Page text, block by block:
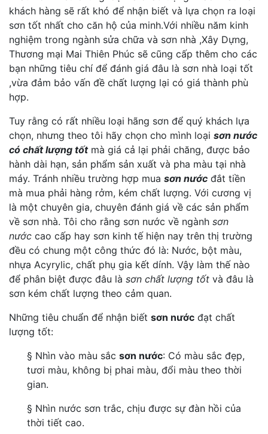
khách hàng sẽ rất khó để nhận biết và lựa chọn ra loại
sơn tốt nhất cho căn hộ của minh.Với nhiều năm kinh
nghiệm trong ngành sửa chữa và sơn nhà ,Xây Dựng,
Thương mại Mai Thiên Phúc sẽ cũng cấp thêm cho các
bạn những tiêu chí để đánh giá đâu là sơn nhà loại tốt
,vừa đảm bảo vấn đề chất lượng lại có giá thành phù
hợp.
Tuy rằng có rất nhiều loại hãng sơn để quý khách lựa
chọn, nhưng theo tôi hãy chọn cho mình loại sơn nước
có chất lượng tốtmà giá cả lại phải chăng, được bảo
hành dài hạn, sản phẩm sản xuất và pha màu tại nhà
máy. Tránh nhiều trường hợp mua sơn nước đắt tiền
mà mua phải hàng rởm, kém chất lượng. Với cương vị
là một chuyên gia, chuyên đánh giá về các sản phẩm
về sơn nhà. Tôi cho rằng sơn nước về ngành sơn
nước cao cấp hay sơn kinh tế hiện nay trên thị trường
đều có chung một công thức đó là: Nước, bột màu,
nhựa Acyrylic, chất phụ gia kết dính. Vậy làm thế nào
để phân biệt được đâu là sơn chất lượng tốt và đâu là
sơn kém chất lượng theo cảm quan.
Những tiêu chuẩn để nhận biết sơn nước đạt chất
lượng tốt:
§ Nhìn vào màu sắc sơn nước: Có màu sắc đẹp,
tươi màu, không bị phai màu, đổi màu theo thời
gian.
§ Nhìn nước sơn trắc, chịu được sự đàn hồi của
thời tiết cao.